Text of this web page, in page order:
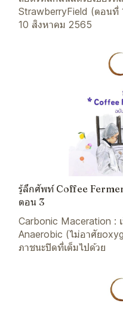
StrawberryField (ตอนที่
10 สิงหาคม 2565
รู้ลึกศัพท์ Coffee
ตอน 3
Carbonic Maceration :
Anaerobic (ไม่อาศัย
ภาชนะปิดที่เต็มไปด้วย